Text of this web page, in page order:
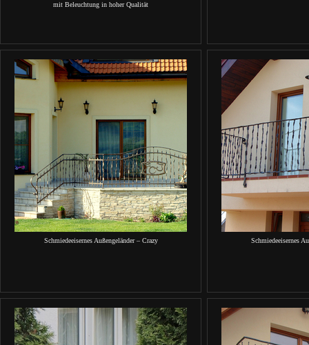
mit Beleuchtung in hoher Qualität
Schmiedeeisernes Außengeländer – Crazy Schmiedeeisernes